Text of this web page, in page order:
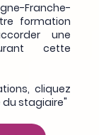
Franche-
formation
une
cette
cliquez
du stagiaire"